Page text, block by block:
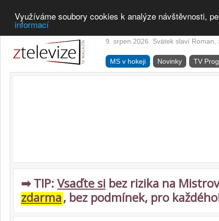
Využíváme soubory cookies k analýze návštěvnosti,
informací
9. srpen 2026. Svátek slaví Roman,
MS v hokeji Novinky TV
➡ TIP: Vsaďte si bez rizika na
zdarma, bez podmínek, pro